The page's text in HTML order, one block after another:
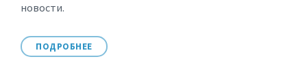
новости.
ПОДРОБНЕЕ